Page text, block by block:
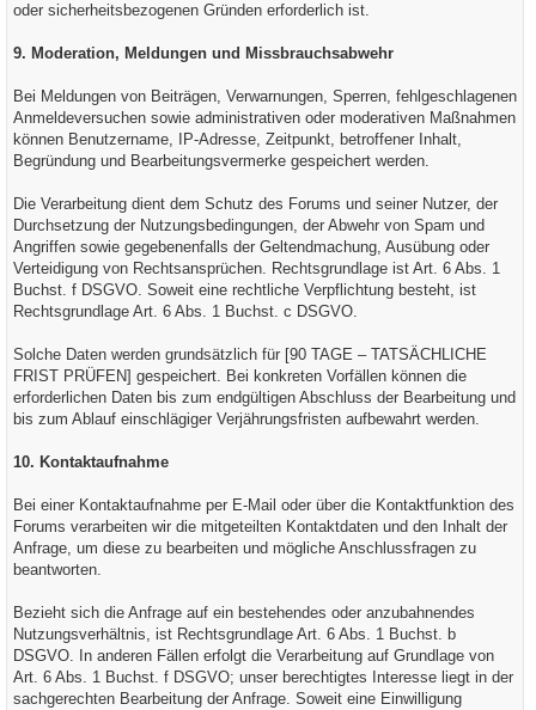
oder sicherheitsbezogenen Gründen erforderlich ist.
9. Moderation, Meldungen und Missbrauchsabwehr
Bei Meldungen von Beiträgen, Verwarnungen, Sperren, fehlgeschlagenen
Anmeldeversuchen sowie administrativen oder moderativen Maßnahmen
können Benutzername, IP-Adresse, Zeitpunkt, betroffener Inhalt,
Begründung und Bearbeitungsvermerke gespeichert werden.
Die Verarbeitung dient dem Schutz des Forums und seiner Nutzer, der
Durchsetzung der Nutzungsbedingungen, der Abwehr von Spam und
Angriffen sowie gegebenenfalls der Geltendmachung, Ausübung oder
Verteidigung von Rechtsansprüchen. Rechtsgrundlage ist Art. 6 Abs. 1
Buchst. f DSGVO. Soweit eine rechtliche Verpflichtung besteht, ist
Rechtsgrundlage Art. 6 Abs. 1 Buchst. c DSGVO.
Solche Daten werden grundsätzlich für [90 TAGE – TATSÄCHLICHE
FRIST PRÜFEN] gespeichert. Bei konkreten Vorfällen können die
erforderlichen Daten bis zum endgültigen Abschluss der Bearbeitung und
bis zum Ablauf einschlägiger Verjährungsfristen aufbewahrt werden.
10. Kontaktaufnahme
Bei einer Kontaktaufnahme per E-Mail oder über die Kontaktfunktion des
Forums verarbeiten wir die mitgeteilten Kontaktdaten und den Inhalt der
Anfrage, um diese zu bearbeiten und mögliche Anschlussfragen zu
beantworten.
Bezieht sich die Anfrage auf ein bestehendes oder anzubahnendes
Nutzungsverhältnis, ist Rechtsgrundlage Art. 6 Abs. 1 Buchst. b
DSGVO. In anderen Fällen erfolgt die Verarbeitung auf Grundlage von
Art. 6 Abs. 1 Buchst. f DSGVO; unser berechtigtes Interesse liegt in der
sachgerechten Bearbeitung der Anfrage. Soweit eine Einwilligung